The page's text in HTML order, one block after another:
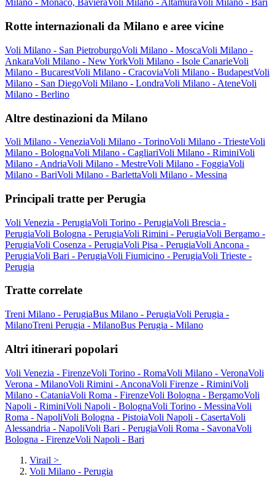
Milano - Monaco, BavieraVoli Milano - AltamuraVoli Milano - Bari
Rotte internazionali da Milano e aree vicine
Voli Milano - San PietroburgoVoli Milano - MoscaVoli Milano -
AnkaraVoli Milano - New YorkVoli Milano - Isole CanarieVoli
Milano - BucarestVoli Milano - CracoviaVoli Milano - BudapestVoli
Milano - San DiegoVoli Milano - LondraVoli Milano - AteneVoli
Milano - Berlino
Altre destinazioni da Milano
Voli Milano - VeneziaVoli Milano - TorinoVoli Milano - TriesteVoli
Milano - BolognaVoli Milano - CagliariVoli Milano - RiminiVoli
Milano - AndriaVoli Milano - MestreVoli Milano - FoggiaVoli
Milano - BariVoli Milano - BarlettaVoli Milano - Messina
Principali tratte per Perugia
Voli Venezia - PerugiaVoli Torino - PerugiaVoli Brescia -
PerugiaVoli Bologna - PerugiaVoli Rimini - PerugiaVoli Bergamo -
PerugiaVoli Cosenza - PerugiaVoli Pisa - PerugiaVoli Ancona -
PerugiaVoli Bari - PerugiaVoli Fiumicino - PerugiaVoli Trieste -
Perugia
Tratte correlate
Treni Milano - PerugiaBus Milano - PerugiaVoli Perugia -
MilanoTreni Perugia - MilanoBus Perugia - Milano
Altri itinerari popolari
Voli Venezia - FirenzeVoli Torino - RomaVoli Milano - VeronaVoli
Verona - MilanoVoli Rimini - AnconaVoli Firenze - RiminiVoli
Milano - CataniaVoli Roma - FirenzeVoli Bologna - BergamoVoli
Napoli - RiminiVoli Napoli - BolognaVoli Torino - MessinaVoli
Roma - NapoliVoli Bologna - PistoiaVoli Napoli - CasertaVoli
Alessandria - NapoliVoli Bari - PerugiaVoli Roma - SavonaVoli
Bologna - FirenzeVoli Napoli - Bari
Virail >
Voli Milano - Perugia